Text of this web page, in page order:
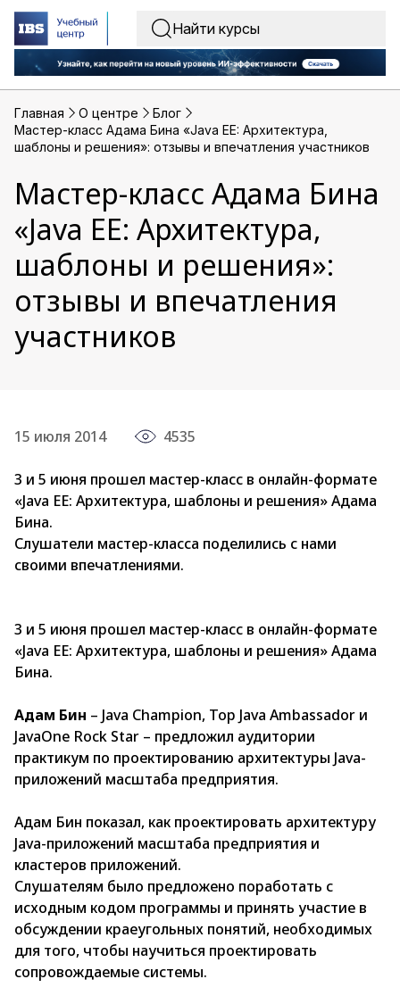
Главная O центре
Блог
Мастер-класс Адама Бина «Java EE: Архитектура,
шаблоны и решения»: отзывы и впечатления участников
Мастер-класс Адама Бина
«Java EE: Архитектура,
шаблоны и решения»:
отзывы и впечатления
участников
15 июля 2014 4535
3 и 5 июня прошел мастер-класс в онлайн-формате
«Java EE: Архитектура, шаблоны и решения» Адама
Бина.
Слушатели мастер-класса поделились с нами
своими впечатлениями.
3 и 5 июня прошел мастер-класс в онлайн-формате
«Java EE: Архитектура, шаблоны и решения» Адама
Бина.
Адам Бин – Java Champion, Top Java Ambassador и
JavaOne Rock Star – предложил аудитории
практикум по проектированию архитектуры Java-
приложений масштаба предприятия.
Адам Бин показал, как проектировать архитектуру
Java-приложений масштаба предприятия и
кластеров приложений.
Слушателям было предложено поработать с
исходным кодом программы и принять участие в
обсуждении краеугольных понятий, необходимых
для того, чтобы научиться проектировать
сопровождаемые системы.